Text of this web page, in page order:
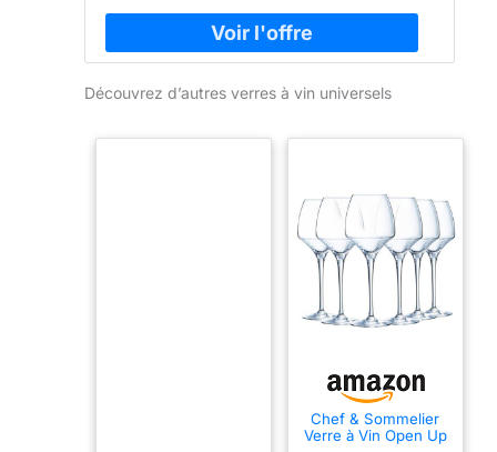
Découvrez d’autres verres à vin universels
Chef & Sommelier
Verre à Vin Open Up